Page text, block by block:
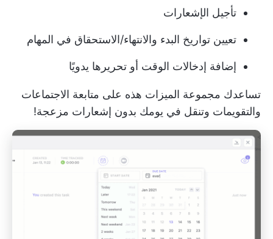
تأجيل الإشعارات
تعيين تواريخ البدء والانتهاء/الاستحقاق في المهام
إضافة إدخالات الوقت أو تحريرها يدويًا
تساعدك مجموعة الميزات هذه على متابعة الاجتماعات
والتقويمات وتنقل في يومك بدون إشعارات مزعجة!